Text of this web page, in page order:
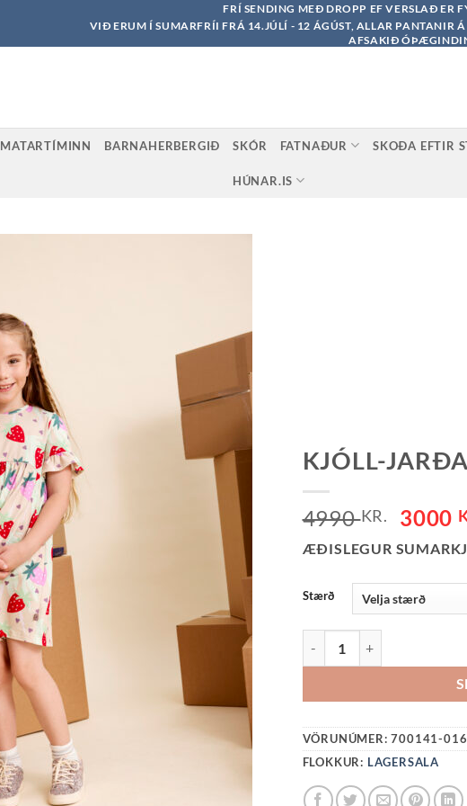
FRÍ SENDING MEÐ DROPP EF VERSLAÐ ER
VIÐ ERUM Í SUMARFRÍI FRÁ 14.JÚLÍ - 12 ÁGÚST, ALLAR PANTANIR
AFSAKIÐ
MATARTÍMINN BARNAHERBERGIÐ SKÓR FATNAÐUR SKOÐA EFTIR
HÚNAR.IS
KJÓLL-
4990KR.
PRICE
WAS:
4990
3000
ÆÐISLEGUR
Stærð
VÖRUNÚMER:700141-
FLOKKUR: LAGERSALA